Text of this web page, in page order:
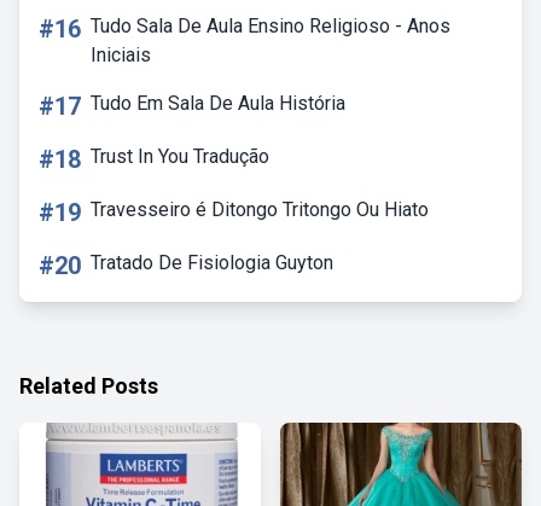
#16 Tudo Sala De Aula Ensino Religioso - Anos
Iniciais
#17 Tudo Em Sala De Aula História
#18 Trust In You Tradução
#19 Travesseiro é Ditongo Tritongo Ou Hiato
#20 Tratado De Fisiologia Guyton
Related Posts